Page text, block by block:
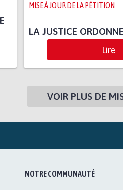
MISE À JOUR DE LA PÉTITION
LA JUSTICE
Lire
VOIR PLUS DE
NOTRE COMMUNAUTÉ